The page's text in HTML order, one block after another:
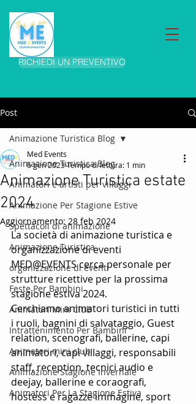
RICHIEDI UN PREVENTIVO
Post
Animazione Turistica Blog
Animatori e artisti per villaggi
Animazione Per Stagione Estive
Spettacoli di animazione
Animazione Turistica
organizzazione di eventi
Feste Per Bambini
Animatori Mini Club
Intrattenimento Per Bambini
Animatori mini club
Animazione Stagione Invernale
Animatori Per La Stagione Estiva
Animazione Turistica Blog
Animazione Turistica estate
2024
Med Events
6 gen 2023Tempo di lettura: 1 min
Aggiornamento: 28 feb 2024
La società di animazione turistica e
organizzazione di eventi
MED@EVENTS cerca personale per
strutture ricettive per la prossima
stagione estiva 2024.
Cerchiamo animatori turistici in tutti
i ruoli, bagnini di salvataggio, Guest
relation, scenografi, ballerine, capi
animatori, capi villaggi, responsabili
staff, reception, tecnici audio e
deejay, ballerine e coraografi,
hostess e ragazze immagine, sport